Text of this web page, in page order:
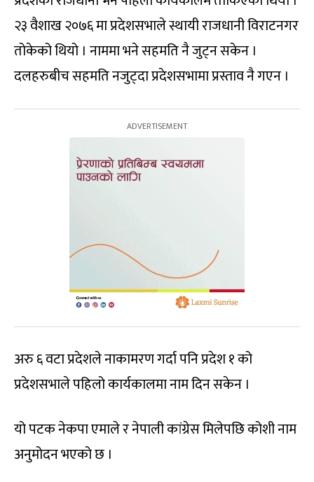
२३ वैशाख २०७६ मा प्रदेशसभाले स्थायी राजधानी विराटनगर
तोकेको थियो । नाममा भने सहमति नै जुट्न सकेन ।
दलहरुबीच सहमति नजुट्दा प्रदेशसभामा प्रस्ताव नै गएन ।
अरु ६ वटा प्रदेशले नाकामरण गर्दा पनि प्रदेश १ को
प्रदेशसभाले पहिलो कार्यकालमा नाम दिन सकेन ।
यो पटक नेकपा एमाले र नेपाली कांग्रेस मिलेपछि कोशी नाम
अनुमोदन भएको छ ।